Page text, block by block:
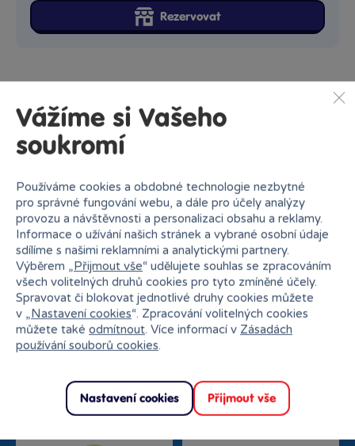
Rezervovat
Hra na rodinu patří mezi dětmi k těm nejoblíbenějším.
Zejména dívky si rády hrají s panenkami a miminky a imitují
tak vlastní maminku. Podle vědců pomáhá dětem hra
s miminky a panenkami k rozvíjení empatie a dalších
sociálních vlastností. Interaktivní miminka umí jíst, pít,
vydávají zvuky a žvatlají nebo lezou po čtyřech.
Proč nakupovat v Bambuli?
Vážíme si Vašeho
soukromí
Používáme cookies a obdobné technologie nezbytné
pro správné fungování webu, a dále pro účely analýzy
provozu a návštěvnosti a personalizaci obsahu a reklamy.
Informace o užívání našich stránek a vybrané osobní údaje
sdílíme s našimi reklamními a analytickými partnery.
Výběrem „Přijmout vše“ udělujete souhlas se zpracováním
všech volitelných druhů cookies pro tyto zmíněné účely.
Spravovat či blokovat jednotlivé druhy cookies můžete
v „Nastavení cookies“. Zpracování volitelných cookies
můžete také odmítnout. Více informací v Zásadách
používání souborů cookies.
Nastavení cookies Přijmout vše